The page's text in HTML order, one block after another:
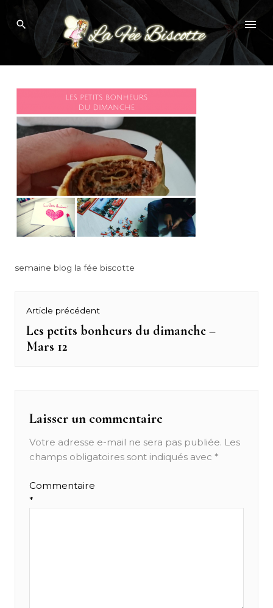
content
Semaine 12
semaine blog la fée biscotte
Navigation
de
l’article
Article précédent
Previous
post:
Les petits bonheurs du dimanche –
Mars 12
Laisser un commentaire
Votre adresse e-mail ne sera pas publiée. Les
champs obligatoires sont indiqués avec *
Commentaire
*